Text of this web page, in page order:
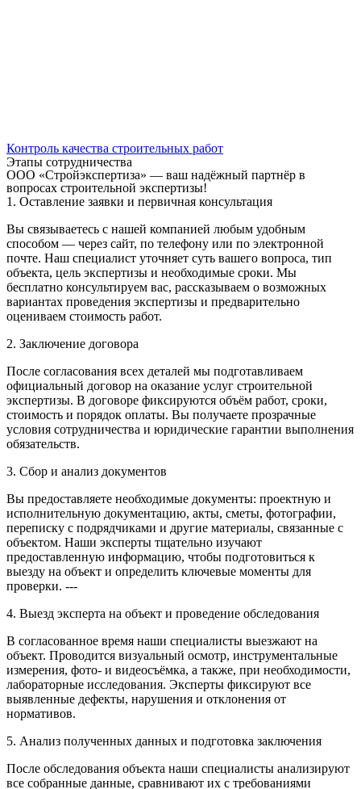
Контроль качества строительных работ
Этапы сотрудничества
ООО «Стройэкспертиза» — ваш надёжный партнёр в
вопросах строительной экспертизы!
1. Оставление заявки и первичная консультация
Вы связываетесь с нашей компанией любым удобным
способом — через сайт, по телефону или по электронной
почте. Наш специалист уточняет суть вашего вопроса, тип
объекта, цель экспертизы и необходимые сроки. Мы
бесплатно консультируем вас, рассказываем о возможных
вариантах проведения экспертизы и предварительно
оцениваем стоимость работ.
2. Заключение договора
После согласования всех деталей мы подготавливаем
официальный договор на оказание услуг строительной
экспертизы. В договоре фиксируются объём работ, сроки,
стоимость и порядок оплаты. Вы получаете прозрачные
условия сотрудничества и юридические гарантии выполнения
обязательств.
3. Сбор и анализ документов
Вы предоставляете необходимые документы: проектную и
исполнительную документацию, акты, сметы, фотографии,
переписку с подрядчиками и другие материалы, связанные с
объектом. Наши эксперты тщательно изучают
предоставленную информацию, чтобы подготовиться к
выезду на объект и определить ключевые моменты для
проверки. ---
4. Выезд эксперта на объект и проведение обследования
В согласованное время наши специалисты выезжают на
объект. Проводится визуальный осмотр, инструментальные
измерения, фото- и видеосъёмка, а также, при необходимости,
лабораторные исследования. Эксперты фиксируют все
выявленные дефекты, нарушения и отклонения от
нормативов.
5. Анализ полученных данных и подготовка заключения
После обследования объекта наши специалисты анализируют
все собранные данные, сравнивают их с требованиями